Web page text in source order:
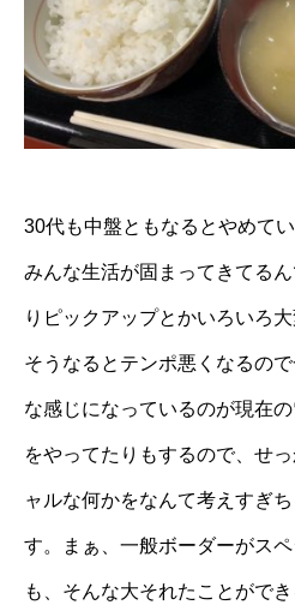
30代も中盤ともなるとやめて
みんな生活が固まってきてる
りピックアップとかいろいろ
そうなるとテンポ悪くなるの
な感じになっているのが現在
をやってたりもするので、せ
ャルな何かをなんて考えすぎ
す。まぁ、一般ボーダーがス
も、そんな大それたことがで